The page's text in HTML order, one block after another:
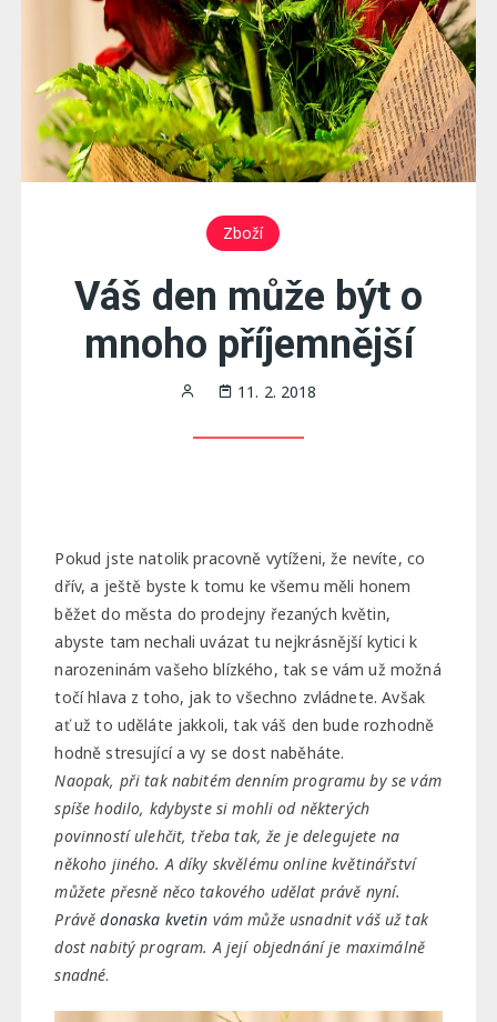
Zboží
Váš den může být o
mnoho příjemnější
11. 2. 2018
Pokud jste natolik pracovně vytíženi, že nevíte, co
dřív, a ještě byste k tomu ke všemu měli honem
běžet do města do prodejny řezaných květin,
abyste tam nechali uvázat tu nejkrásnější kytici k
narozeninám vašeho blízkého, tak se vám už možná
točí hlava z toho, jak to všechno zvládnete. Avšak
ať už to uděláte jakkoli, tak váš den bude rozhodně
hodně stresující a vy se dost naběháte.
Naopak, při tak nabitém denním programu by se vám
spíše hodilo, kdybyste si mohli od některých
povinností ulehčit, třeba tak, že je delegujete na
někoho jiného. A díky skvělému online květinářství
můžete přesně něco takového udělat právě nyní.
Právědonaska kvetin vám může usnadnit váš už tak
dost nabitý program. A její objednání je maximálně
snadné.